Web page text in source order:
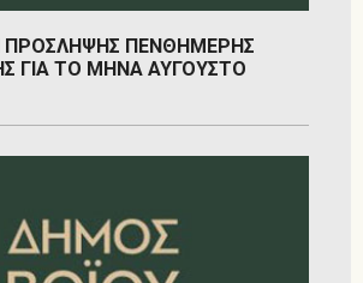
ΠΡΟΣΛΗΨΗΣ ΠΕΝΘΗΜΕΡΗΣ
ΓΙΑ ΤΟ ΜΗΝΑ ΑΥΓΟΥΣΤΟ